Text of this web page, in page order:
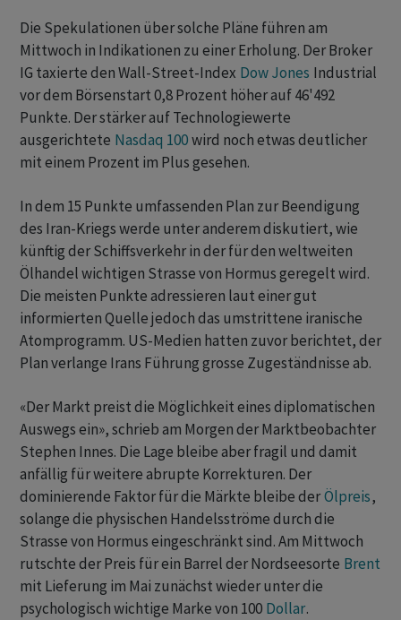
Die Spekulationen über solche Pläne führen am
Mittwoch in Indikationen zu einer Erholung. Der Broker
IG taxierte den Wall-Street-Index Dow Jones Industrial
vor dem Börsenstart 0,8 Prozent höher auf 46'492
Punkte. Der stärker auf Technologiewerte
ausgerichtete Nasdaq 100wird noch etwas deutlicher
mit einem Prozent im Plus gesehen.
In dem 15 Punkte umfassenden Plan zur Beendigung
des Iran-Kriegs werde unter anderem diskutiert, wie
künftig der Schiffsverkehr in der für den weltweiten
Ölhandel wichtigen Strasse von Hormus geregelt wird.
Die meisten Punkte adressieren laut einer gut
informierten Quelle jedoch das umstrittene iranische
Atomprogramm. US-Medien hatten zuvor berichtet, der
Plan verlange Irans Führung grosse Zugeständnisse ab.
«Der Markt preist die Möglichkeit eines diplomatischen
Auswegs ein», schrieb am Morgen der Marktbeobachter
Stephen Innes. Die Lage bleibe aber fragil und damit
anfällig für weitere abrupte Korrekturen. Der
dominierende Faktor für die Märkte bleibe derÖlpreis,
solange die physischen Handelsströme durch die
Strasse von Hormus eingeschränkt sind. Am Mittwoch
rutschte der Preis für ein Barrel der Nordseesorte Brent
mit Lieferung im Mai zunächst wieder unter die
psychologisch wichtige Marke von 100 Dollar.